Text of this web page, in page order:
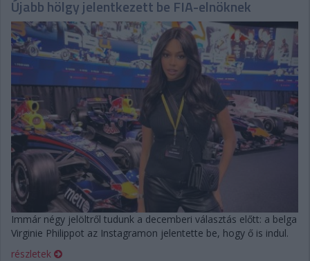
Újabb hölgy jelentkezett be FIA-elnöknek
Immár négy jelöltről tudunk a decemberi választás előtt: a belga
Virginie Philippot az Instagramon jelentette be, hogy ő is indul.
részletek